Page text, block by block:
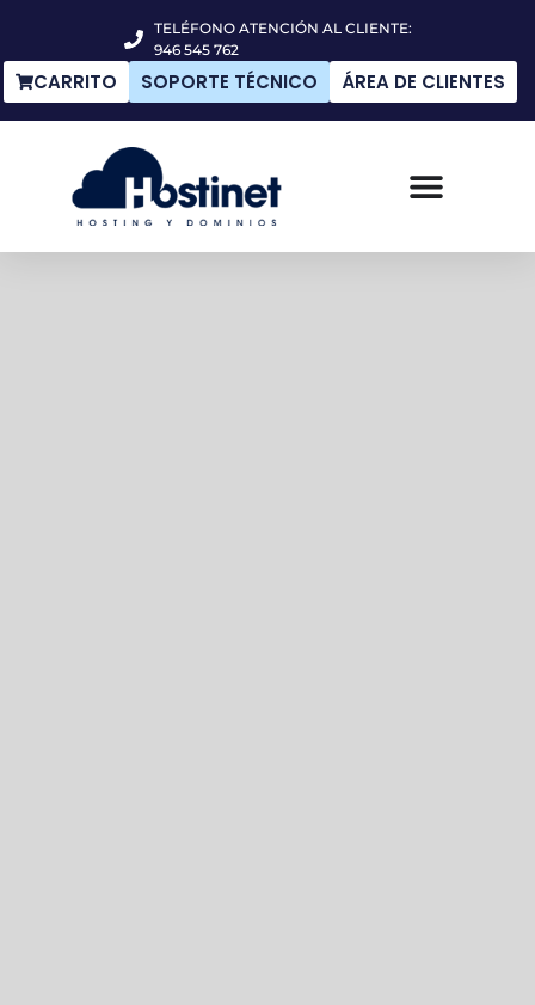
TELÉFONO ATENCIÓN AL CLIENTE:
946 545 762
ÁREA DE CLIENTES
SOPORTE TÉCNICO
CARRITO